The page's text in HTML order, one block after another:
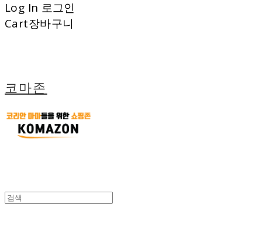
Log In 로그인
Cart장바구니
코마존